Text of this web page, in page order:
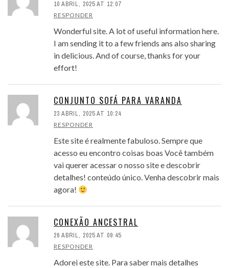
10 ABRIL, 2025 AT 12:07
RESPONDER
Wonderful site. A lot of useful information here.
I am sending it to a few friends ans also sharing
in delicious. And of course, thanks for your
effort!
CONJUNTO SOFÁ PARA VARANDA
23 ABRIL, 2025 AT 10:24
RESPONDER
Este site é realmente fabuloso. Sempre que
acesso eu encontro coisas boas Você também
vai querer acessar o nosso site e descobrir
detalhes! conteúdo único. Venha descobrir mais
agora!
CONEXÃO ANCESTRAL
26 ABRIL, 2025 AT 09:45
RESPONDER
Adorei este site. Para saber mais detalhes